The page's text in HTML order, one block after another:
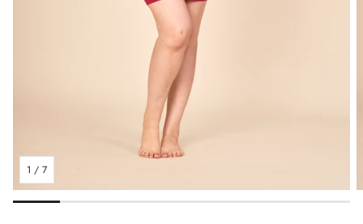
1 / 7